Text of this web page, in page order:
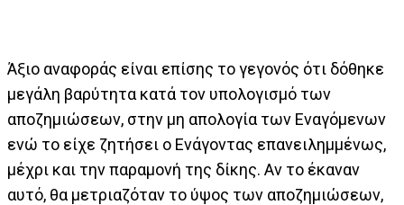
Άξιο αναφοράς είναι επίσης το γεγονός ότι δόθηκε
μεγάλη βαρύτητα κατά τον υπολογισμό των
αποζημιώσεων, στην μη απολογία των Εναγόμενων
ενώ το είχε ζητήσει ο Ενάγοντας επανειλημμένως,
μέχρι και την παραμονή της δίκης. Αν το έκαναν
αυτό, θα μετριαζόταν το ύψος των αποζημιώσεων,